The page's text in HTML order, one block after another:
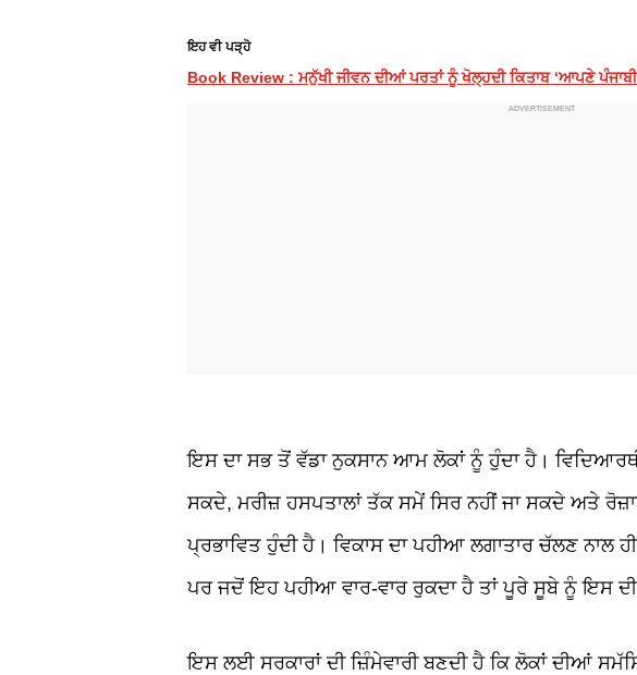
ਇਹ ਵੀ ਪੜ੍ਹੋ
Book Review : ਮਨੁੱਖੀ ਜੀਵਨ ਦੀਆਂ ਪਰਤਾਂ ਨੂੰ ਖੋਲ੍ਹਦੀ ਕਿਤਾਬ ‘ਆਪਣੇ ਪੰਜਾਬੀ
ਇਸ ਦਾ ਸਭ ਤੋਂ ਵੱਡਾ ਨੁਕਸਾਨ ਆਮ ਲੋਕਾਂ ਨੂੰ ਹੁੰਦਾ ਹੈ।
ਸਕਦੇ, ਮਰੀਜ਼ ਹਸਪਤਾਲਾਂ ਤੱਕ ਸਮੇਂ ਸਿਰ ਨਹੀਂ ਜਾ ਸਕਦੇ ਅਤੇ
ਪ੍ਰਭਾਵਿਤ ਹੁੰਦੀ ਹੈ। ਵਿਕਾਸ ਦਾ ਪਹੀਆ ਲਗਾਤਾਰ ਚੱਲਣ ਨਾਲ
ਪਰ ਜਦੋਂ ਇਹ ਪਹੀਆ ਵਾਰ-ਵਾਰ ਰੁਕਦਾ ਹੈ ਤਾਂ ਪੂਰੇ ਸੂਬੇ ਨੂੰ ਇਸ
ਇਸ ਲਈ ਸਰਕਾਰਾਂ ਦੀ ਜ਼ਿੰਮੇਵਾਰੀ ਬਣਦੀ ਹੈ ਕਿ ਲੋਕਾਂ ਦੀਆਂ